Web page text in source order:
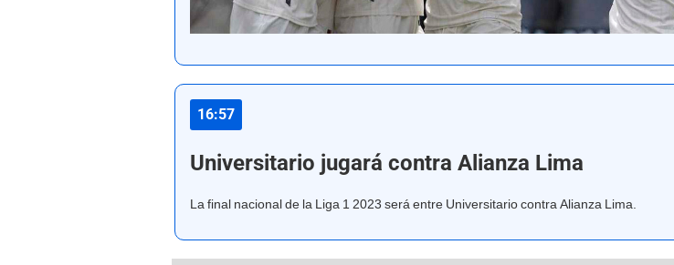
16:57
Universitario jugará contra Alianza Lima
La final nacional de la Liga 1 2023 será entre Universitario contra Alianza Lima.